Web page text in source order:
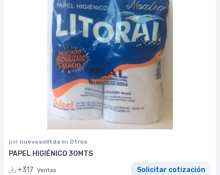
por nuevosolltda en Otros
PAPEL HIGIÉNICO 30MTS
+317 Ventas Solicitar cotización